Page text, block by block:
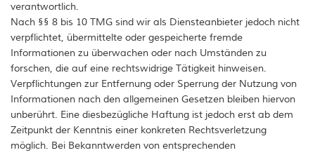
verantwortlich.
Nach §§ 8 bis 10 TMG sind wir als Diensteanbieter jedoch nicht
verpflichtet, übermittelte oder gespeicherte fremde
Informationen zu überwachen oder nach Umständen zu
forschen, die auf eine rechtswidrige Tätigkeit hinweisen.
Verpflichtungen zur Entfernung oder Sperrung der Nutzung von
Informationen nach den allgemeinen Gesetzen bleiben hiervon
unberührt. Eine diesbezügliche Haftung ist jedoch erst ab dem
Zeitpunkt der Kenntnis einer konkreten Rechtsverletzung
möglich. Bei Bekanntwerden von entsprechenden